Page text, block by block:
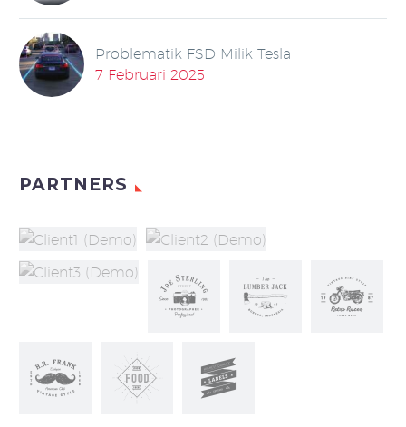
Problematik FSD Milik Tesla
7 Februari 2025
PARTNERS